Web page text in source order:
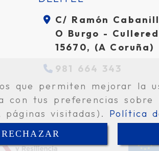
que permiten mejorar la
con tus preferencias
visitadas). Política
RECHAZAR
C/ Ramón
O Burgo -
15670, (A Coruña)
981 664 343